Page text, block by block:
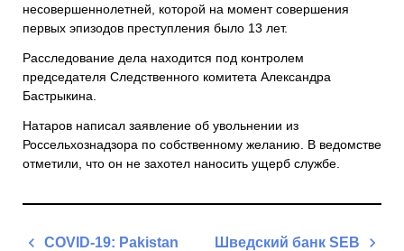
несовершеннолетней, которой на момент совершения
первых эпизодов преступления было 13 лет.
Расследование дела находится под контролем
председателя Следственного комитета Александра
Бастрыкина.
Натаров написал заявление об увольнении из
Россельхознадзора по собственному желанию. В ведомстве
отметили, что он не захотел наносить ущерб службе.
Навигация
COVID-19: Pakistan
Шведский банк SEB